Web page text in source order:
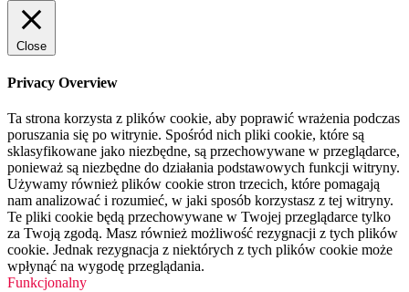
Close
Privacy Overview
Ta strona korzysta z plików cookie, aby poprawić wrażenia podczas
poruszania się po witrynie. Spośród nich pliki cookie, które są
sklasyfikowane jako niezbędne, są przechowywane w przeglądarce,
ponieważ są niezbędne do działania podstawowych funkcji witryny.
Używamy również plików cookie stron trzecich, które pomagają
nam analizować i rozumieć, w jaki sposób korzystasz z tej witryny.
Te pliki cookie będą przechowywane w Twojej przeglądarce tylko
za Twoją zgodą. Masz również możliwość rezygnacji z tych plików
cookie. Jednak rezygnacja z niektórych z tych plików cookie może
wpłynąć na wygodę przeglądania.
Funkcjonalny